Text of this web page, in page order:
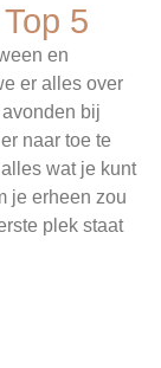
5
en
er alles over
bij
naar toe te
wat je kunt
je erheen zou
plek staat